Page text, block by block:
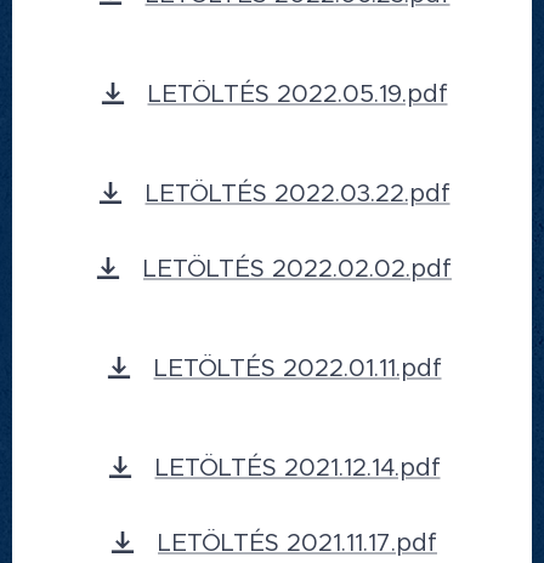
LETÖLTÉS 2022.05.19.pdf
LETÖLTÉS 2022.03.22.pdf
LETÖLTÉS 2022.02.02.pdf
LETÖLTÉS 2022.01.11.pdf
LETÖLTÉS 2021.12.14.pdf
LETÖLTÉS 2021.11.17.pdf